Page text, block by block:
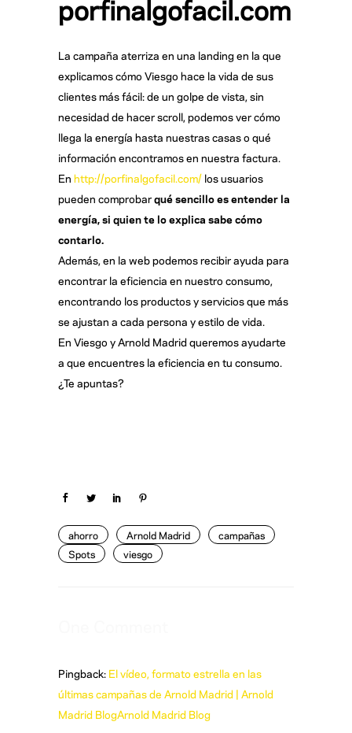
porfinalgofacil.com
La campaña aterriza en una landing en la que
explicamos cómo Viesgo hace la vida de sus
clientes más fácil: de un golpe de vista, sin
necesidad de hacer scroll, podemos ver cómo
llega la energía hasta nuestras casas o qué
información encontramos en nuestra factura.
En http://porfinalgofacil.com/ los usuarios
pueden comprobarqué sencillo es entender la
energía, si quien te lo explica sabe cómo
contarlo.
Además, en la web podemos recibir ayuda para
encontrar la eficiencia en nuestro consumo,
encontrando los productos y servicios que más
se ajustan a cada persona y estilo de vida.
En Viesgo y Arnold Madrid queremos ayudarte
a que encuentres la eficiencia en tu consumo.
¿Te apuntas?
ahorro Arnold Madrid
campañas
Spots
viesgo
Pingback: El vídeo, formato estrella en las
últimas campañas de Arnold Madrid | Arnold
Madrid BlogArnold Madrid Blog